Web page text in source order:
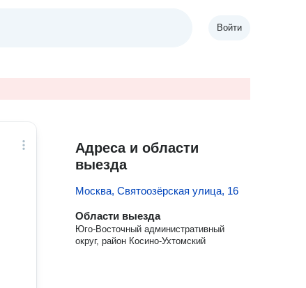
Войти
Адреса и области
выезда
Москва, Святоозёрская улица, 16
Области выезда
Юго-Восточный административный
округ, район Косино-Ухтомский